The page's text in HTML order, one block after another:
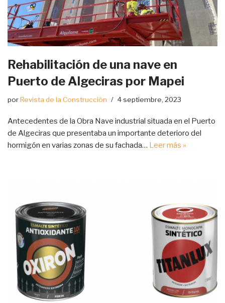
Rehabilitación de una nave en
Puerto de Algeciras por Mapei
porRevista de la Construcción 4 septiembre, 2023
Antecedentes de la Obra Nave industrial situada en el Puerto
de Algeciras que presentaba un importante deterioro del
hormigón en varias zonas de su fachada… Leer más »